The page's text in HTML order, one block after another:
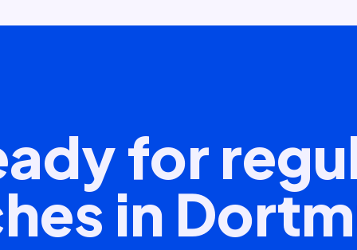
for
in